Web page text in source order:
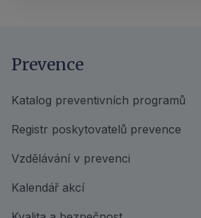
Prevence
Katalog preventivních programů
Registr poskytovatelů prevence
Vzdělávání v prevenci
Kalendář akcí